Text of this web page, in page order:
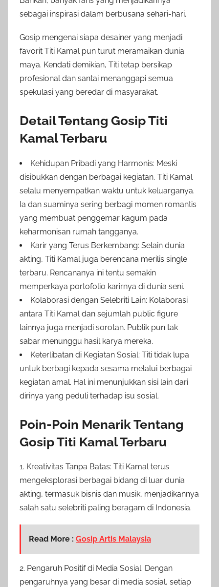
sebagai inspirasi dalam berbusana sehari-hari.
Gosip mengenai siapa desainer yang menjadi
favorit Titi Kamal pun turut meramaikan dunia
maya. Kendati demikian, Titi tetap bersikap
profesional dan santai menanggapi semua
spekulasi yang beredar di masyarakat.
Detail Tentang Gosip Titi
Kamal Terbaru
Kehidupan Pribadi yang Harmonis: Meski
disibukkan dengan berbagai kegiatan, Titi Kamal
selalu menyempatkan waktu untuk keluarganya.
Ia dan suaminya sering berbagi momen romantis
yang membuat penggemar kagum pada
keharmonisan rumah tangganya.
Karir yang Terus Berkembang: Selain dunia
akting, Titi Kamal juga berencana merilis single
terbaru. Rencananya ini tentu semakin
memperkaya portofolio karirnya di dunia seni.
Kolaborasi dengan Selebriti Lain: Kolaborasi
antara Titi Kamal dan sejumlah public figure
lainnya juga menjadi sorotan. Publik pun tak
sabar menunggu hasil karya mereka.
Keterlibatan di Kegiatan Sosial: Titi tidak lupa
untuk berbagi kepada sesama melalui berbagai
kegiatan amal. Hal ini menunjukkan sisi lain dari
dirinya yang peduli terhadap isu sosial.
Poin-Poin Menarik Tentang
Gosip Titi Kamal Terbaru
1. Kreativitas Tanpa Batas: Titi Kamal terus
mengeksplorasi berbagai bidang di luar dunia
akting, termasuk bisnis dan musik, menjadikannya
salah satu selebriti paling beragam di Indonesia.
Read More : Gosip Artis Malaysia
2. Pengaruh Positif di Media Sosial: Dengan
pengaruhnya yang besar di media sosial, setiap